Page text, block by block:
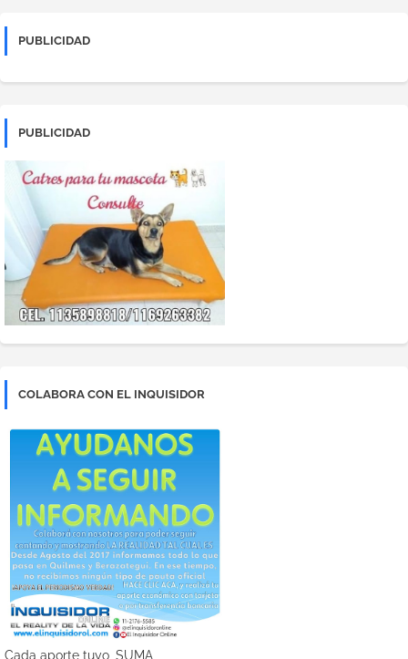
PUBLICIDAD
PUBLICIDAD
COLABORA CON EL INQUISIDOR
Cada aporte tuyo, SUMA